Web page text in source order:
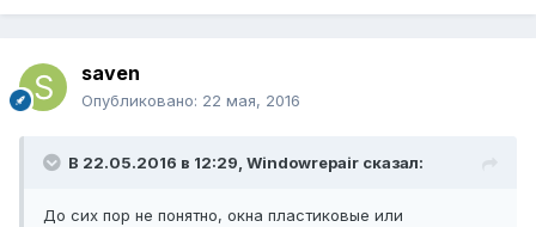
saven
Опубликовано: 22 мая, 2016
В 22.05.2016 в 12:29, Windowrepair сказал:
До сих пор не понятно, окна пластиковые или